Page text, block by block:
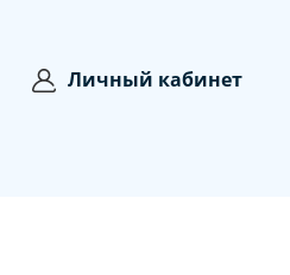
Личный кабинет